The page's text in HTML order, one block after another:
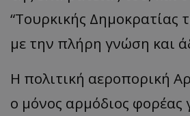
“Τουρκικής
με την πλήρη γνώση και
Η πολιτική αεροπορική
ο μόνος αρμόδιος